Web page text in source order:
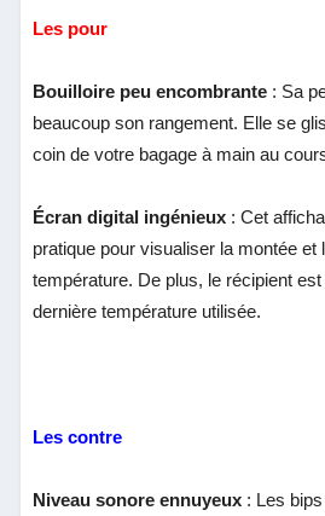
Les pour
Bouilloire peu encombrante : Sa
beaucoup son rangement. Elle se
coin de votre bagage à main au
Écran digital ingénieux : Cet
pratique pour visualiser la montée et
température. De plus, le récipient
dernière température utilisée.
Les contre
Niveau sonore ennuyeux : Les